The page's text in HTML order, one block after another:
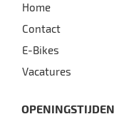
Home
Contact
E-Bikes
Vacatures
OPENINGSTIJDEN